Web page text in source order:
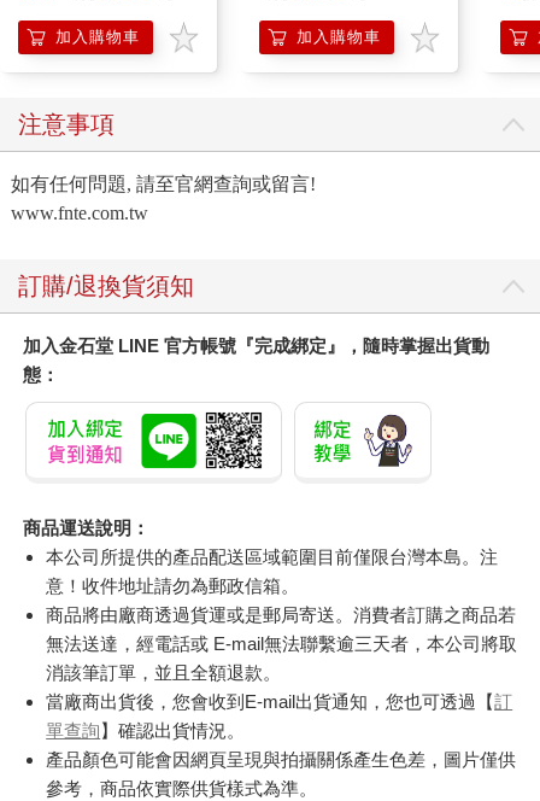
加入購物車 加入購物車
企鵝
注意事項
如有任何問題, 請至官網查詢或留言!
www.fnte.com.tw
訂購/退換貨須知
加入金石堂 LINE 官方帳號『完成綁定』，隨時掌握出貨動
態：
商品運送說明：
本公司所提供的產品配送區域範圍目前僅限台灣本島。注
意！收件地址請勿為郵政信箱。
商品將由廠商透過貨運或是郵局寄送。消費者訂購之商品若
無法送達，經電話或 E-mail無法聯繫逾三天者，本公司將取
消該筆訂單，並且全額退款。
當廠商出貨後，您會收到E-mail出貨通知，您也可透過【訂
單查詢】確認出貨情況。
產品顏色可能會因網頁呈現與拍攝關係產生色差，圖片僅供
參考，商品依實際供貨樣式為準。